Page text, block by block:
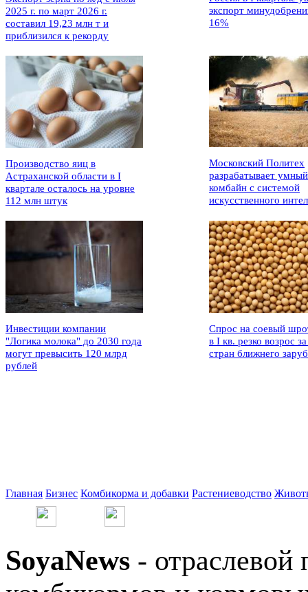
2025 г. по март 2026 г.
составил 19,23 млн т и
приблизился к рекорду
экспорт
16%
Производство яиц в
Астраханской области в I
квартале осталось на уровне
112 млн штук
Московский Политех
разрабатывает умный
комбайн с системой
искусственного
Инвестиции компании
"Логика молока" до 2030 года
могут превысить 120 млрд
рублей
Спрос на соевый
в I кв. резко возрос
стран ближнего
Главная Бизнес Комбикорма и добавки Растениеводство
SoyaNews - отраслевой